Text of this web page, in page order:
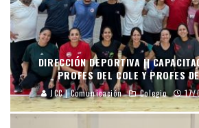
DIRECCIÓN DEPORTIVA ||
PROFES DEL COLE Y PROFES
JCC | Comunicación Colegio 17/